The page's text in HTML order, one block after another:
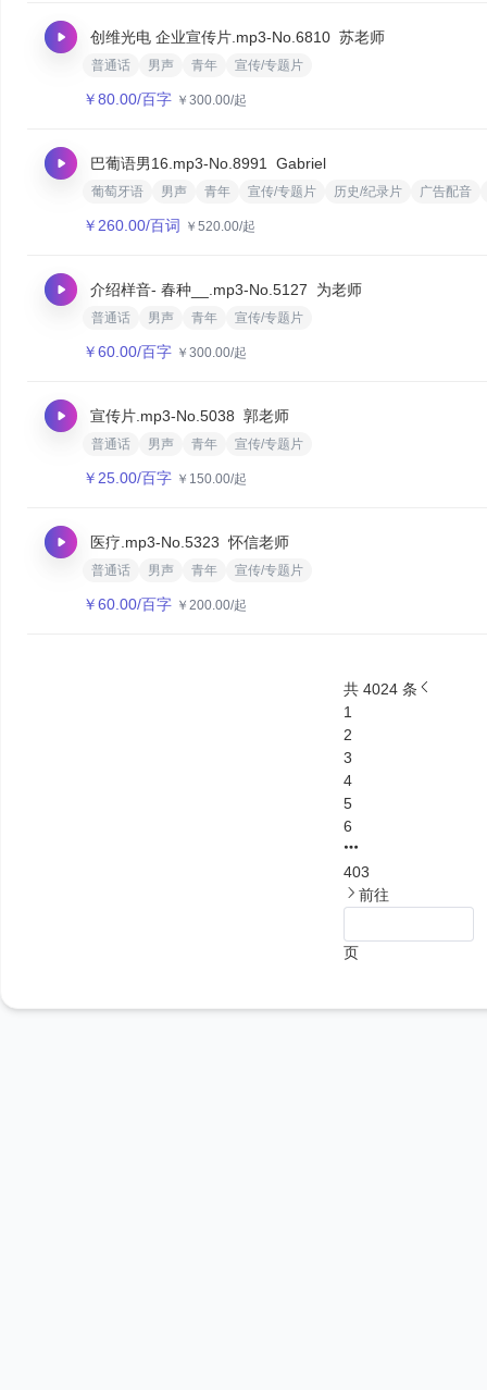
创维光电 企业宣传片.mp3-No.6810 苏老师
普通话 男声 青年 宣传/专题片
￥80.00/百字 ￥ 300.00/起
巴葡语男16.mp3-No.8991 Gabriel
葡萄牙语 男声 青年 宣传/专题片 历史/纪录片 广告配音
￥ 260.00/百词 ￥ 520.00/起
介绍样音- 春种__.mp3-No.5127 为老师
普通话 男声 青年 宣传/专题片
￥60.00/百字 ￥ 300.00/起
宣传片.mp3-No.5038 郭老师
普通话 男声 青年 宣传/专题片
￥ 25.00/百字 ￥ 150.00/起
医疗.mp3-No.5323 怀信老师
普通话 男声 青年 宣传/专题片
￥60.00/百字 ￥ 200.00/起
共 4024 条
1
2
3
4
5
6
403
前往
页